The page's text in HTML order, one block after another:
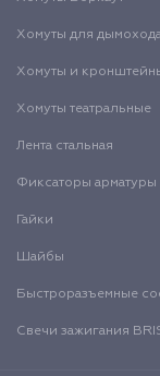
Хомуты для
Хомуты и
Хомуты театральные
Лента стальная
Фиксаторы арматуры
Гайки
Шайбы
Быстроразъемные
Свечи зажигания